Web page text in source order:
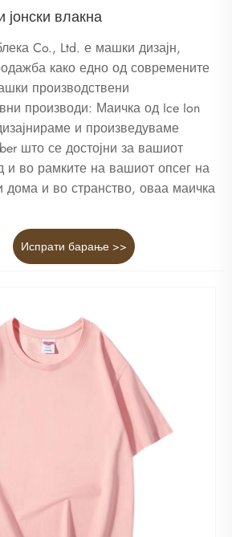
влакна
Co., Ltd. е машки дизајн,
како едно од современите
производствени
производи: Маичка од Ice Ion
и произведуваме
што се достојни за вашиот
и во рамките на вашиот опсег на
и во странство, оваа маичка
Испрати барање >>